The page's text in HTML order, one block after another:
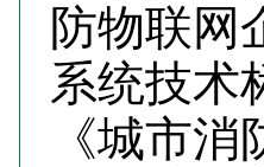
防物联网
系统技术
《城市